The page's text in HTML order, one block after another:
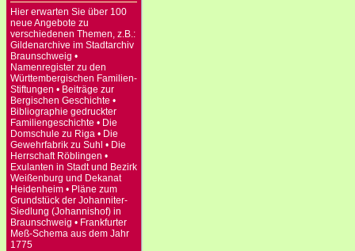
Hier erwarten Sie über 100
neue Angebote zu
verschiedenen Themen, z.B.:
Gildenarchive im Stadtarchiv
Braunschweig •
Namenregister zu den
Württembergischen Familien-
Stiftungen • Beiträge zur
Bergischen Geschichte •
Bibliographie gedruckter
Familiengeschichte • Die
Domschule zu Riga • Die
Gewehrfabrik zu Suhl • Die
Herrschaft Röblingen •
Exulanten in Stadt und Bezirk
Weißenburg und Dekanat
Heidenheim • Pläne zum
Grundstück der Johanniter-
Siedlung (Johannishof) in
Braunschweig • Frankfurter
Meß-Schema aus dem Jahr
1775